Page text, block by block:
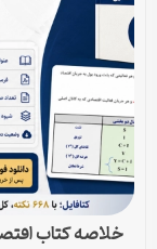
خلاصه کتاب اقتصاد